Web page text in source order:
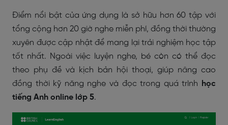
Điểm nổi bật của ứng dụng là sở hữu hơn 60 tập với
tổng cộng hơn 20 giờ nghe miễn phí, đồng thời thường
xuyên được cập nhật để mang lại trải nghiệm học tập
tốt nhất. Ngoài việc luyện nghe, bé còn có thể đọc
theo phụ đề và kịch bản hội thoại, giúp nâng cao
đồng thời kỹ năng nghe và đọc trong quá trình
học
tiếng Anh online lớp 5.